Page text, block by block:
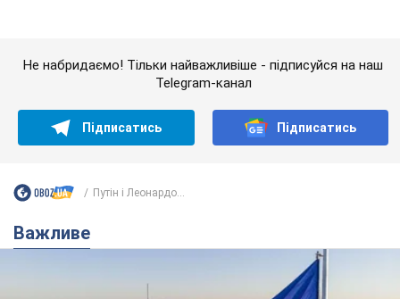
Важливе
Якою була оригінальна версія гімну України та